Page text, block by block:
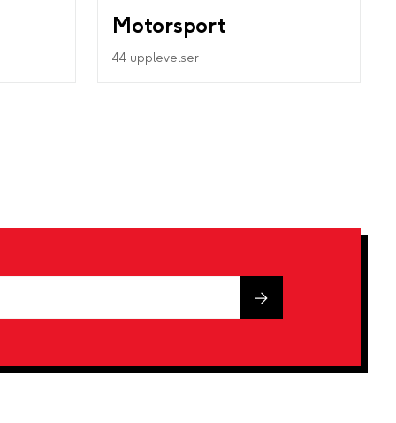
Motorsport
44 upplevelser